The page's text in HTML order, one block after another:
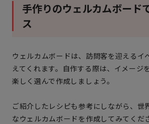
手作りのウェルカムボード
ス
ウェルカムボードは、訪問客を迎えるイ
えてくれます。自作する際は、イメージ
楽しく選んで作成しましょう。
ご紹介したレシピも参考にしながら、世
なウェルカムボードを作成してみてくだ